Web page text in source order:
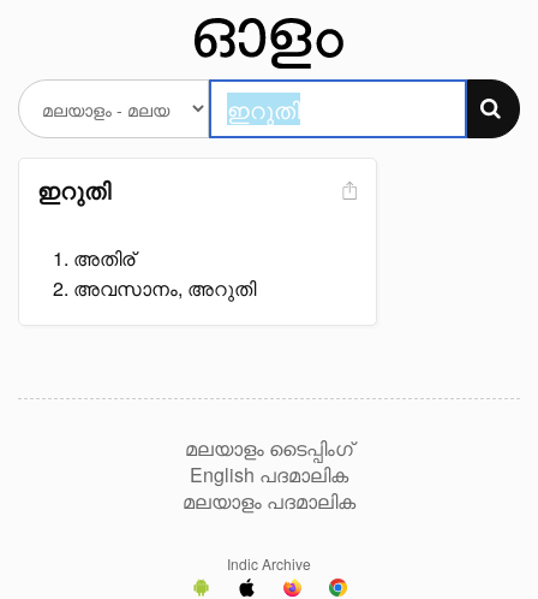
ഇറുതി
അതിര്
അവസാനം, അറുതി
മലയാളം ടൈപ്പിംഗ്
English പദമാലിക
മലയാളം പദമാലിക
Indic Archive